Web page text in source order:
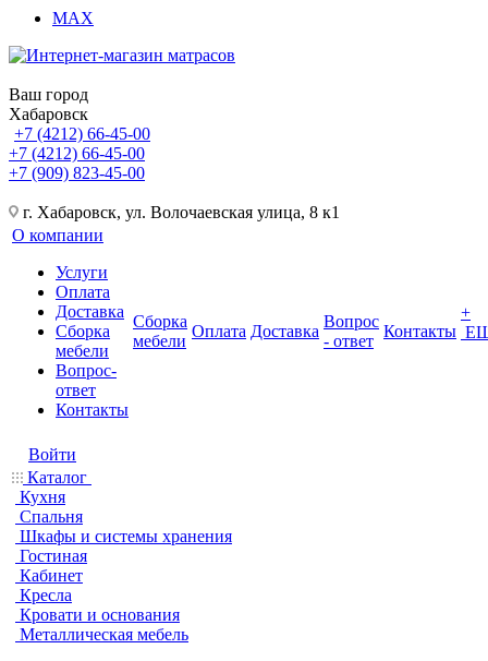
MAX
Ваш город
Хабаровск
+7 (4212) 66-45-00
+7 (4212) 66-45-00
+7 (909) 823-45-00
г. Хабаровск, ул. Волочаевская улица, 8 к1
О компании
Услуги
Оплата
Доставка
Сборка
мебели
Вопрос-
ответ
Контакты
Сборка
мебели
Оплата Доставка
Вопрос
- ответ
Контакты
+
Войти
Каталог
Кухня
Спальня
Шкафы и системы хранения
Гостиная
Кабинет
Кресла
Кровати и основания
Металлическая мебель